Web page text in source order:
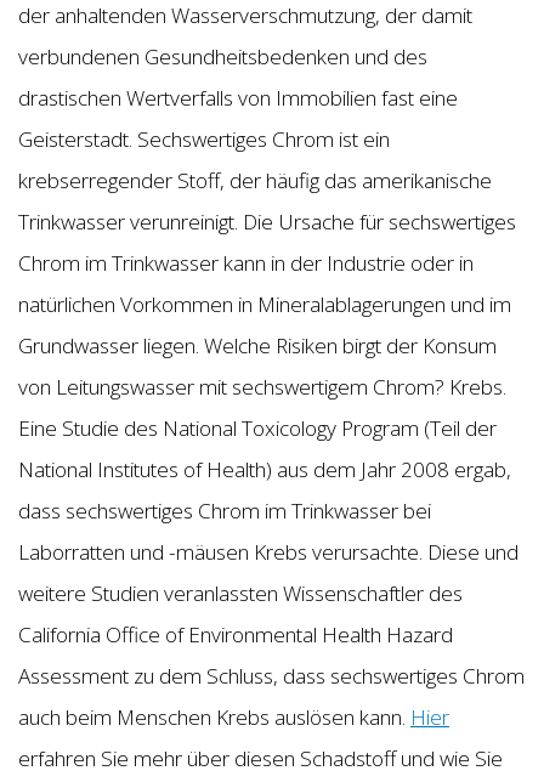
der anhaltenden Wasserverschmutzung, der damit
verbundenen Gesundheitsbedenken und des
drastischen Wertverfalls von Immobilien fast eine
Geisterstadt. Sechswertiges Chrom ist ein
krebserregender Stoff, der häufig das amerikanische
Trinkwasser verunreinigt. Die Ursache für sechswertiges
Chrom im Trinkwasser kann in der Industrie oder in
natürlichen Vorkommen in Mineralablagerungen und im
Grundwasser liegen. Welche Risiken birgt der Konsum
von Leitungswasser mit sechswertigem Chrom? Krebs.
Eine Studie des National Toxicology Program (Teil der
National Institutes of Health) aus dem Jahr 2008 ergab,
dass sechswertiges Chrom im Trinkwasser bei
Laborratten und -mäusen Krebs verursachte. Diese und
weitere Studien veranlassten Wissenschaftler des
California Office of Environmental Health Hazard
Assessment zu dem Schluss, dass sechswertiges Chrom
auch beim Menschen Krebs auslösen kann. Hier
erfahren Sie mehr über diesen Schadstoff und wie Sie